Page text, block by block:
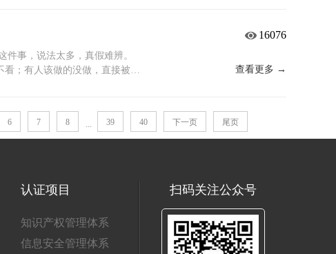
要做一次监督审核——可以理解
有效运行。年审通过了，证书
至撤销，到时候不仅影响客户
，得不偿失。 总结一下拿证周
有效期：3年，每年需做一次年
个时间点掌握好，按节奏推
近于一份“定制方案”。影响定
机构资质与收费标准、以及咨
入。费用构成解析认证费用通
接受监督审核，证书到期前需进
估首年及后续年度的总投入，避
仅因低价而选择认证路径。认证
16076
件事，说法太多，真假难辨。
看；有人该做的没做，直接被卡
政、人事、程序员——都去做了
现场后明确表示：你们没有接触
。审核员一看就指出：根据
做职业病体检，前后耽误了很
，现场粉尘浓度较高。工人入
符合项。这些都说明：只要岗
查看更多 →
6 7 8 ... 39 40 下一页 尾页
认证项目
知识产权管理体系
信息安全管理体系
扫码关注公众号